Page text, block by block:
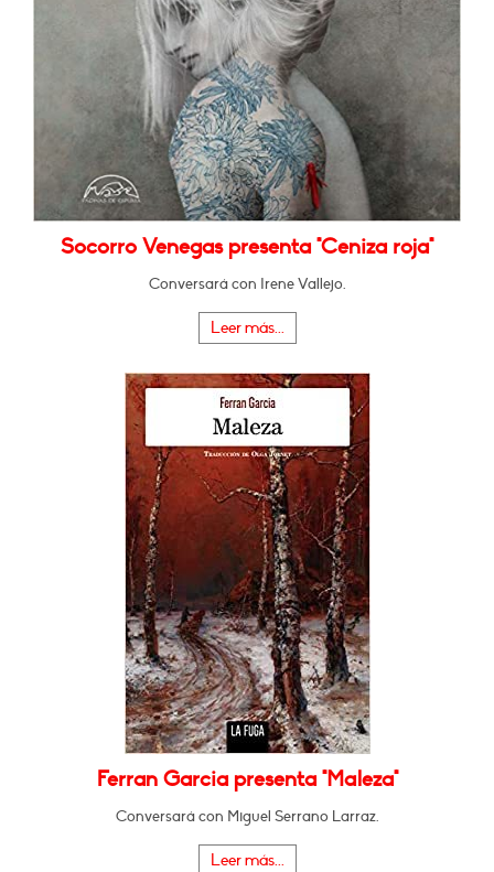
Socorro Venegas presenta "Ceniza roja"
Conversará con Irene Vallejo.
Leer más...
Ferran Garcia presenta "Maleza"
Conversará con Miguel Serrano Larraz.
Leer más...